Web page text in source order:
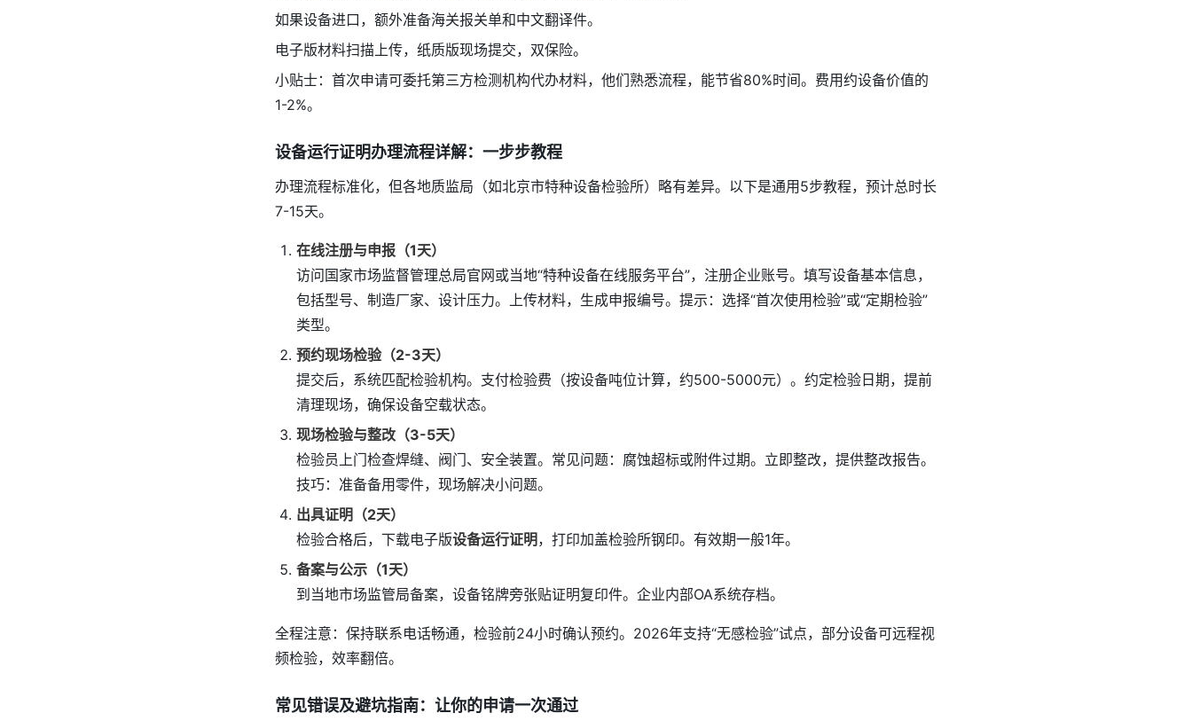
如果设备进口，额外准备海关报关单和中文翻译件。
电子版材料扫描上传，纸质版现场提交，双保险。
小贴士：首次申请可委托第三方检测机构代办材料，他们熟悉流程，能节省80%时间。费用约设备价值的
1-2%。
设备运行证明办理流程详解：一步步教程
办理流程标准化，但各地质监局（如北京市特种设备检验所）略有差异。以下是通用5步教程，预计总时长
7-15天。
在线注册与申报（1天）
访问国家市场监督管理总局官网或当地“特种设备在线服务平台”，注册企业账号。填写设备基本信息，
包括型号、制造厂家、设计压力。上传材料，生成申报编号。提示：选择“首次使用检验”或“定期检验”
类型。
预约现场检验（2-3天）
提交后，系统匹配检验机构。支付检验费（按设备吨位计算，约500-5000元）。约定检验日期，提前
清理现场，确保设备空载状态。
现场检验与整改（3-5天）
检验员上门检查焊缝、阀门、安全装置。常见问题：腐蚀超标或附件过期。立即整改，提供整改报告。
技巧：准备备用零件，现场解决小问题。
出具证明（2天）
检验合格后，下载电子版设备运行证明 ，打印加盖检验所钢印。有效期一般1年。
备案与公示（1天）
到当地市场监管局备案，设备铭牌旁张贴证明复印件。企业内部OA系统存档。
全程注意：保持联系电话畅通，检验前24小时确认预约。2026年支持“无感检验”试点，部分设备可远程视
频检验，效率翻倍。
常见错误及避坑指南：让你的申请一次通过